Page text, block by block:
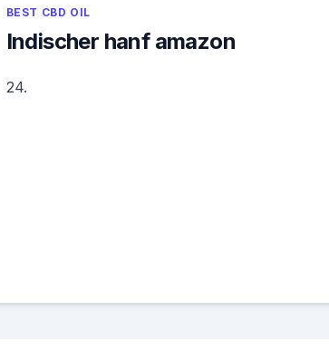
BEST CBD OIL
Indischer hanf amazon
24.